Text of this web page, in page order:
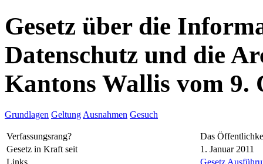
Gesetz über die
Datenschutz und die
Kantons Wallis vom 9.
Grundlagen Geltung Ausnahmen Gesuch
Verfassungsrang?
Das
Gesetz in Kraft seit
1. Januar 2011
Links
Gesetz